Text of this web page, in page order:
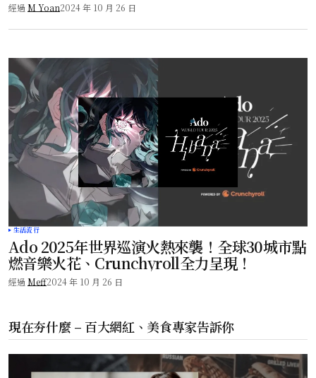
經過 M Yoan2024 年 10 月 26 日
生活流行
Ado 2025年世界巡演火熱來襲！全球30城市點
燃音樂火花、Crunchyroll全力呈現！
經過 Meff2024 年 10 月 26 日
現在夯什麼 – 百大網紅、美食專家告訴你